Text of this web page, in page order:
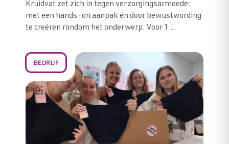
Kruidvat zet zich in tegen verzorgingsarmoede:
met een hands-on aanpak én door bewustwording
te creëren rondom het onderwerp. Voor 1…
BEDRIJF